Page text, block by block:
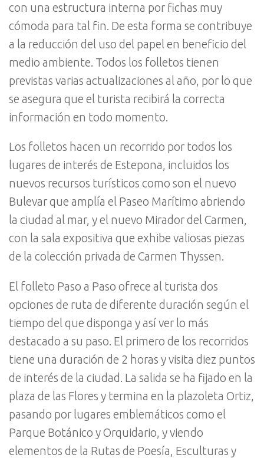
con una estructura interna por fichas muy
cómoda para tal fin. De esta forma se contribuye
a la reducción del uso del papel en beneficio del
medio ambiente. Todos los folletos tienen
previstas varias actualizaciones al año, por lo que
se asegura que el turista recibirá la correcta
información en todo momento.
Los folletos hacen un recorrido por todos los
lugares de interés de Estepona, incluidos los
nuevos recursos turísticos como son el nuevo
Bulevar que amplía el Paseo Marítimo abriendo
la ciudad al mar, y el nuevo Mirador del Carmen,
con la sala expositiva que exhibe valiosas piezas
de la colección privada de Carmen Thyssen.
El folleto Paso a Paso ofrece al turista dos
opciones de ruta de diferente duración según el
tiempo del que disponga y así ver lo más
destacado a su paso. El primero de los recorridos
tiene una duración de 2 horas y visita diez puntos
de interés de la ciudad. La salida se ha fijado en la
plaza de las Flores y termina en la plazoleta Ortiz,
pasando por lugares emblemáticos como el
Parque Botánico y Orquidario, y viendo
elementos de la Rutas de Poesía, Esculturas y